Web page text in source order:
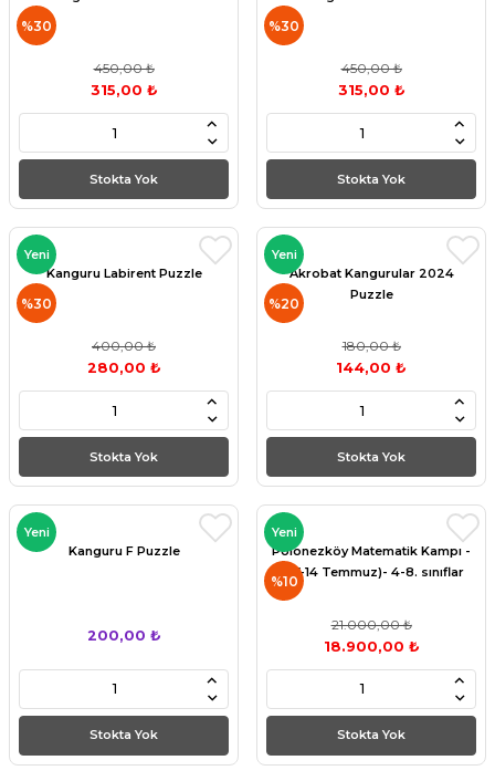
%30
450,00 ₺
315,00 ₺
Stokta Yok
%30
450,00 ₺
315,00 ₺
Stokta Yok
Yeni
%30
Kanguru Labirent Puzzle
400,00 ₺
280,00 ₺
Stokta Yok
Yeni
%20
Akrobat Kangurular 2024
Puzzle
180,00 ₺
144,00 ₺
Stokta Yok
Yeni
Kanguru F Puzzle
200,00 ₺
Stokta Yok
Yeni
%10
Polonezköy Matematik Kampı -
(07-14 Temmuz)- 4-8. sınıflar
21.000,00 ₺
18.900,00 ₺
Stokta Yok